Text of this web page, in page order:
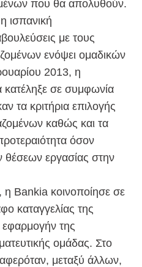
που θα απολυθούν.
ισπανική
με τους
ενόψει ομαδικών
2013, η
κατέληξε σε συμφωνία
τα κριτήρια επιλογής
καθώς και τα
όσον
εργασίας στην
η Bankia κοινοποίησε σε
καταγγελίας της
εφαρμογήν της
ομάδας. Στο
μεταξύ άλλων,